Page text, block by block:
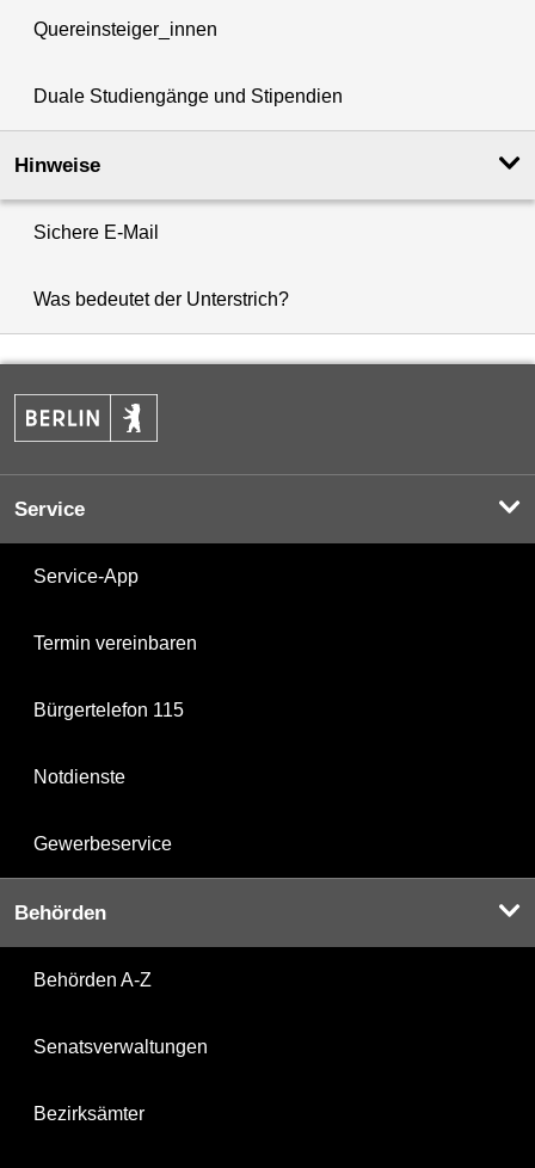
Quereinsteiger_innen
Duale Studiengänge und Stipendien
Hinweise
Sichere E-Mail
Was bedeutet der Unterstrich?
Service
Service-App
Termin vereinbaren
Bürgertelefon 115
Notdienste
Gewerbeservice
Behörden
Behörden A-Z
Senatsverwaltungen
Bezirksämter